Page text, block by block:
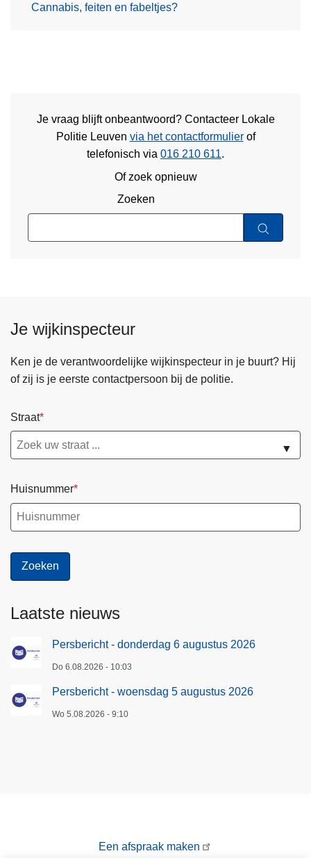
Cannabis, feiten en fabeltjes?
Je vraag blijft onbeantwoord? Contacteer Lokale
Politie Leuven via het contactformulierof
telefonisch via 016 210 611.
Of zoek opnieuw
Zoeken
Je wijkinspecteur
Ken je de verantwoordelijke wijkinspecteur in je buurt? Hij
of zij is je eerste contactpersoon bij de politie.
Straat
▼
Huisnummer
Laatste nieuws
Persbericht - donderdag 6 augustus 2026
Do 6.08.2026 - 10:03
Persbericht - woensdag 5 augustus 2026
Wo 5.08.2026 - 9:10
Een afspraak maken